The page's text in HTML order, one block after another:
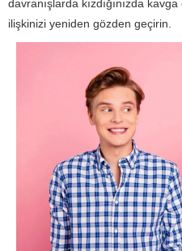
davranışlarda kızdığınızda
ilişkinizi yeniden gözden geçirin.